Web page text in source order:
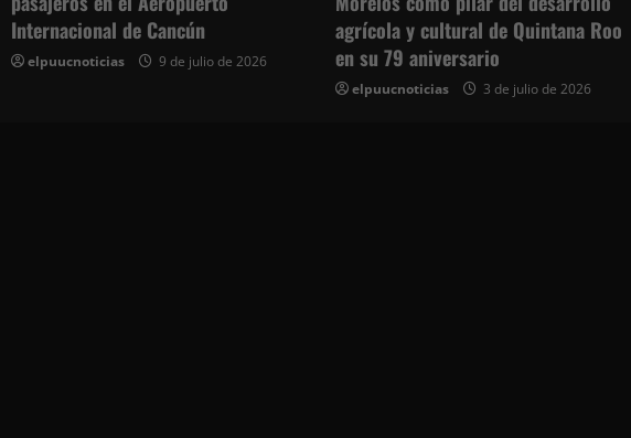
Internacional de Cancún
elpuucnoticias 9 de julio de 2026
agrícola y cultural de Quintana Roo
en su 79 aniversario
elpuucnoticias 3 de julio de 2026